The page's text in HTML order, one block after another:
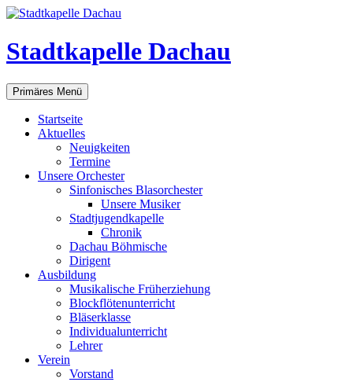
Zum
springen
Stadtkapelle Dachau
Suchen
Primäres Menü
Startseite
Aktuelles
Neuigkeiten
Termine
Unsere Orchester
Sinfonisches Blasorchester
Unsere Musiker
Stadtjugendkapelle
Chronik
Dachau Böhmische
Dirigent
Ausbildung
Musikalische Früherziehung
Blockflötenunterricht
Bläserklasse
Individual­unterricht
Lehrer
Verein
Vorstand